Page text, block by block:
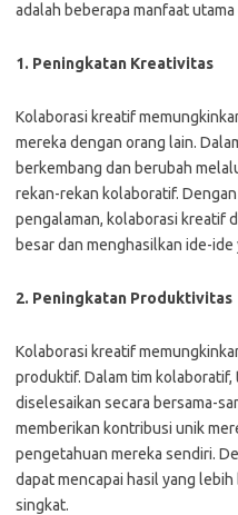
adalah beberapa manfaat
1. Peningkatan Kreativitas
Kolaborasi kreatif
mereka dengan orang lain.
berkembang dan berubah
rekan-rekan kolaboratif.
pengalaman, kolaborasi kreatif
besar dan menghasilkan ide-
2. Peningkatan Produktivitas
Kolaborasi kreatif
produktif. Dalam tim
diselesaikan secara bersama-
memberikan kontribusi unik
pengetahuan mereka sendiri.
dapat mencapai hasil yang
singkat.